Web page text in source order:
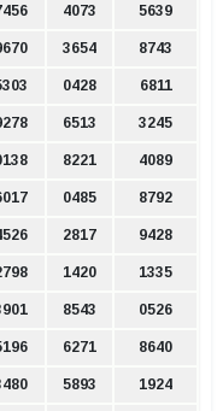
4073 5639
3654 8743
0428 6811
6513 3245
8221 4089
0485 8792
2817 9428
1420 1335
8543 0526
6271 8640
5893 1924